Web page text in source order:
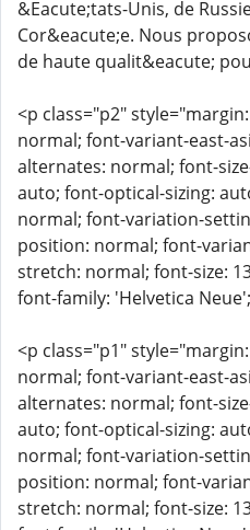
&Eacute;tats-Unis, de
Cor&eacute;e. Nous
de haute qualit&eacute;
<p class="p2"
normal; font-variant-east-
alternates: normal; font-
auto; font-optical-sizing:
normal; font-variation-
position: normal; font-
stretch: normal; font-size:
font-family: 'Helvetica
<p class="p1"
normal; font-variant-east-
alternates: normal; font-
auto; font-optical-sizing:
normal; font-variation-
position: normal; font-
stretch: normal; font-size: